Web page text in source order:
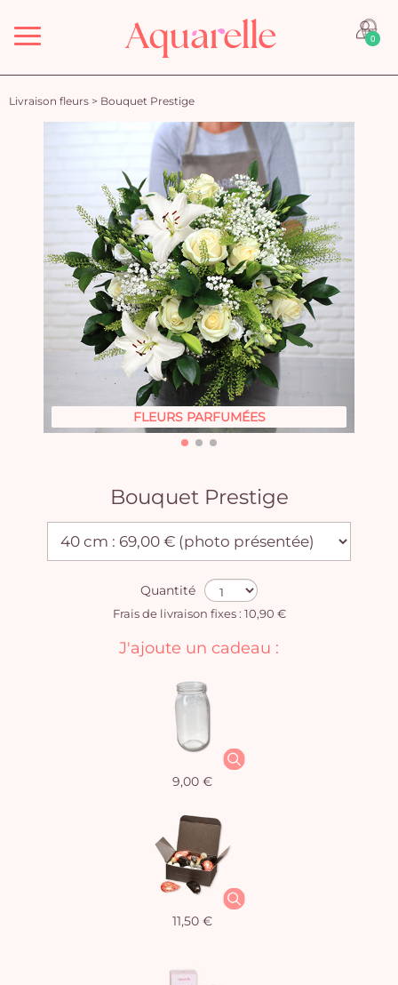
Menu 0
Livraison fleurs > Bouquet Prestige
FLEURS PARFUMÉES
Bouquet Prestige
Quantité
Frais de livraison fixes : 10,90 €
J'ajoute un cadeau :
9,00 €
11,50 €